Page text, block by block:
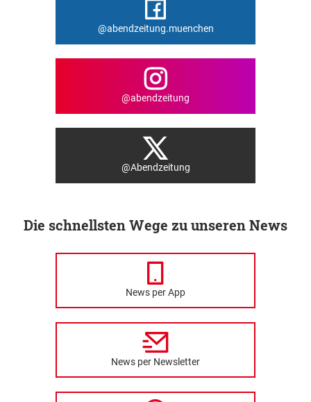
@abendzeitung.muenchen
@abendzeitung
@Abendzeitung
Die schnellsten Wege zu unseren News
News per App
News per Newsletter